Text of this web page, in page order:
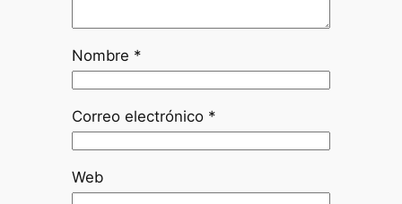
Nombre *
Correo electrónico *
Web